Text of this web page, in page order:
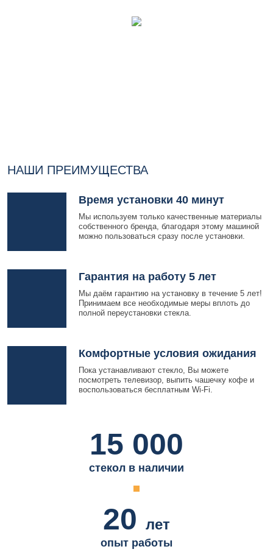
НАШИ ПРЕИМУЩЕСТВА
Время установки 40 минут
Мы используем только качественные материалы
собственного бренда, благодаря этому машиной
можно пользоваться сразу после установки.
Гарантия на работу 5 лет
Мы даём гарантию на установку в течение 5 лет!
Принимаем все необходимые меры вплоть до
полной переустановки стекла.
Комфортные условия ожидания
Пока устанавливают стекло, Вы можете
посмотреть телевизор, выпить чашечку кофе и
воспользоваться бесплатным Wi-Fi.
15 000
стекол в наличии
20 лет
опыт работы